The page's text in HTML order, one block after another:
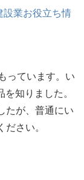
設業お役立ち情
っています。い
知りました。
たが、普通にい
さい。